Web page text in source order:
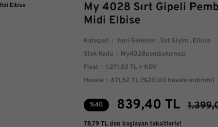
My 4028 Sırt Gipeli
Midi Elbise
Kategori Yeni Gelenler , Üst Giyim , Elbise
Stok Kodu
My4028pembekırmızı
Fiyat
1.271,82 TL + KDV
Havale
671,52 TL (%20,00 havale indirimi)
%40 839,40 TL
78,79 TL den başlayan taksitlerle!